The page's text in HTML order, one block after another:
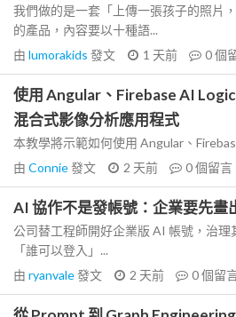
我們做的是一套「上傳一張孩子的照片
的產品，內容要以十種語...
由 lumorakids 發文 1 天前 0個
使用 Angular、Firebase AI
混合式影像分析應用程式
本教學將示範如何使用 Angular、
由 Connie發文 2 天前 0個留言
AI 協作不是發帳號：企業要先畫
公司替工程師開好企業版 AI 帳號，治
「誰可以登入」...
由 ryanvale發文 2 天前 0個留